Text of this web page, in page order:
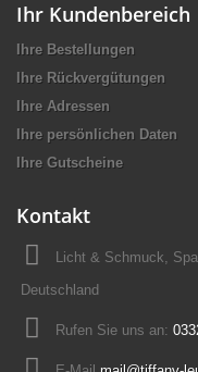
Ihr Kundenbereich
Ihre Bestellungen
Ihre Rückvergütungen
Ihre Adressen
Ihre persönlichen Daten
Ihre Gutscheine
Kontakt
Licht & Schmuck,
Deutschland
Rufen Sie uns an: